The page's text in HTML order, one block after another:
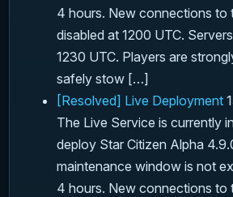
4 hours. New connections to
disabled at 1200 UTC.
1230 UTC. Players are
safely stow […]
[Resolved] Live Deployment
The Live Service is currently
deploy Star Citizen Alpha
maintenance window is not
4 hours. New connections to